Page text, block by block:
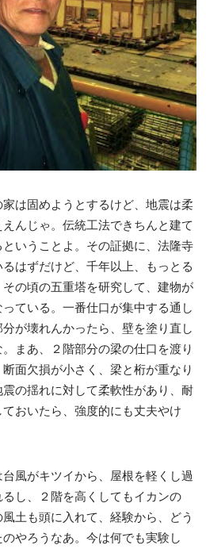
家は固めようとするけど、地震は柔
んじゃ。伝統工法できちんと建て
いうことよ。その証拠に、法隆寺
はずだけど、千年以上、もっとる
の頃の五重塔を研究して、建物が
ている。一番仕口が集中する通し
が壊れんかったら、壁を塗り直し
まあ、２階部分の梁の仕口を渡り
面欠損が小さく、梁と桁が重なり
の揺れに対して柔軟性があり、耐
おいたら、強度的にも丈夫やけ
台風がキツイから、屋根を軽くし過
し、２階を高くしてもイカンの
土も頭に入れて、経験から、どう
やろうなあ。今は何でも実験し